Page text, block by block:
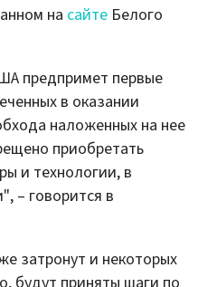
на сайте Белого
предпримет первые
в оказании
наложенных на нее
приобретать
и технологии, в
– говорится в
затронут и некоторых